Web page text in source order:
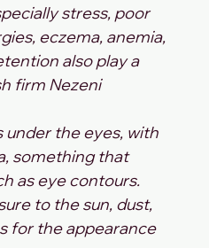
stress, poor
eczema, anemia,
also play a
firm Nezeni
under the eyes, with
something that
as eye contours.
to the sun, dust,
for the appearance